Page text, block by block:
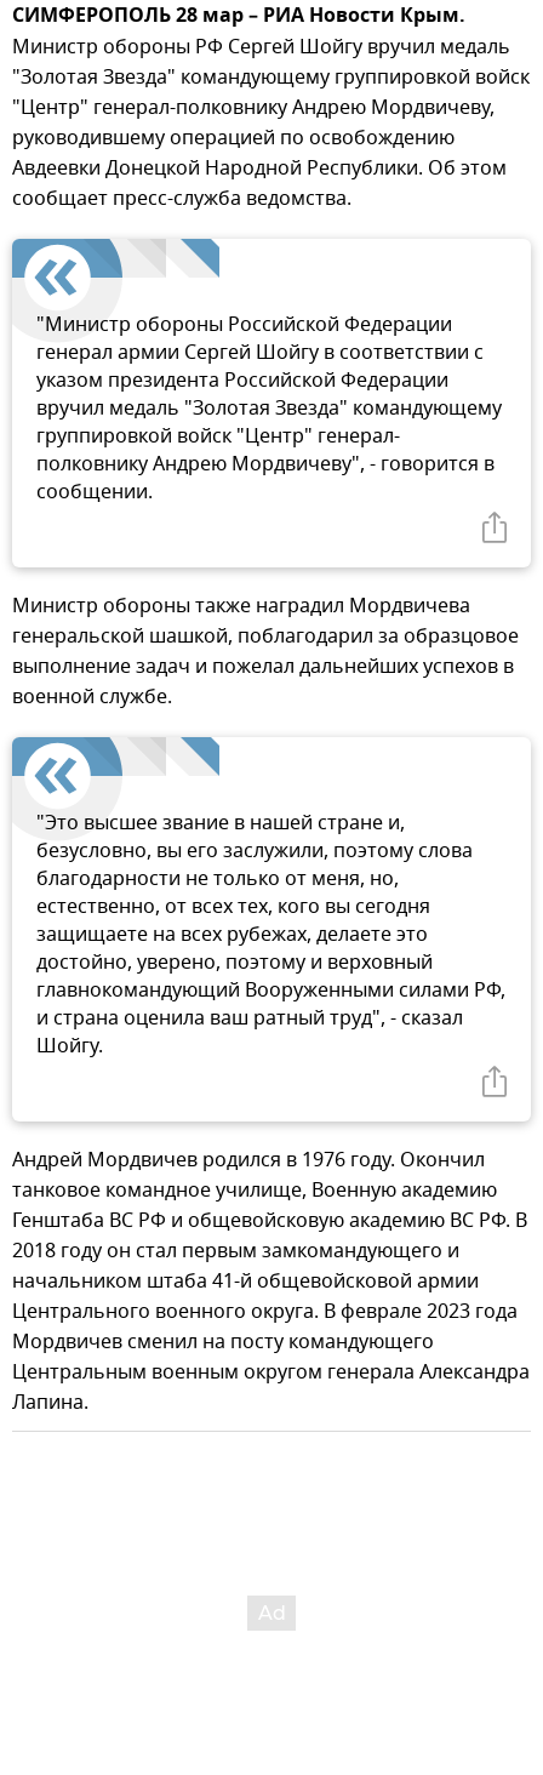
СИМФЕРОПОЛЬ 28 мар – РИА Новости Крым.
Министр обороны РФ Сергей Шойгу вручил медаль
"Золотая Звезда" командующему группировкой войск
"Центр" генерал-полковнику Андрею Мордвичеву,
руководившему операцией по освобождению
Авдеевки Донецкой Народной Республики. Об этом
сообщает пресс-служба ведомства.
"Министр обороны Российской Федерации
генерал армии Сергей Шойгу в соответствии с
указом президента Российской Федерации
вручил медаль "Золотая Звезда" командующему
группировкой войск "Центр" генерал-
полковнику Андрею Мордвичеву", - говорится в
сообщении.
Министр обороны также наградил Мордвичева
генеральской шашкой, поблагодарил за образцовое
выполнение задач и пожелал дальнейших успехов в
военной службе.
"Это высшее звание в нашей стране и,
безусловно, вы его заслужили, поэтому слова
благодарности не только от меня, но,
естественно, от всех тех, кого вы сегодня
защищаете на всех рубежах, делаете это
достойно, уверено, поэтому и верховный
главнокомандующий Вооруженными силами РФ,
и страна оценила ваш ратный труд", - сказал
Шойгу.
Андрей Мордвичев родился в 1976 году. Окончил
танковое командное училище, Военную академию
Генштаба ВС РФ и общевойсковую академию ВС РФ. В
2018 году он стал первым замкомандующего и
начальником штаба 41-й общевойсковой армии
Центрального военного округа. В феврале 2023 года
Мордвичев сменил на посту командующего
Центральным военным округом генерала Александра
Лапина.